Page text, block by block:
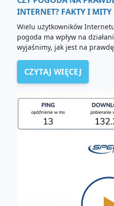
INTERNET? FAKTY I MITY
Wielu użytkowników
pogoda ma wpływ na
wyjaśnimy, jak jest na
CZYTAJ WIĘCEJ